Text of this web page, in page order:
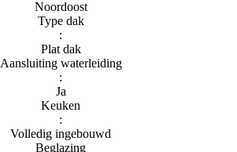
Noordoost
Type dak
:
Plat dak
Aansluiting waterleiding
:
Ja
Keuken
:
Volledig ingebouwd
Beglazing